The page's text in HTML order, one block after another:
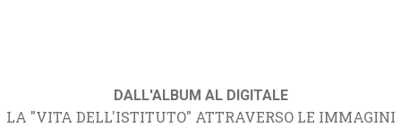
DALL'ALBUM AL DIGITALE
LA "VITA DELL'ISTITUTO" ATTRAVERSO LE IMMAGINI